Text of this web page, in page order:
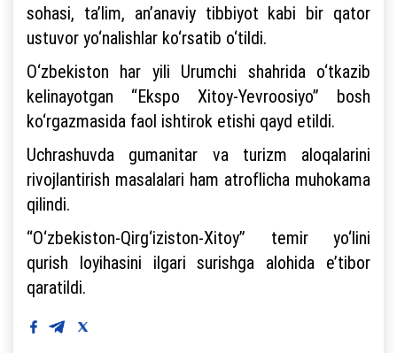
sohasi, ta’lim, an’anaviy tibbiyot kabi bir qator
ustuvor yo‘nalishlar ko‘rsatib o‘tildi.
O‘zbekiston har yili Urumchi shahrida o‘tkazib
kelinayotgan “Ekspo Xitoy-Yevroosiyo” bosh
ko‘rgazmasida faol ishtirok etishi qayd etildi.
Uchrashuvda gumanitar va turizm aloqalarini
rivojlantirish masalalari ham atroflicha muhokama
qilindi.
“O‘zbekiston-Qirg‘iziston-Xitoy” temir yo‘lini
qurish loyihasini ilgari surishga alohida e’tibor
qaratildi.